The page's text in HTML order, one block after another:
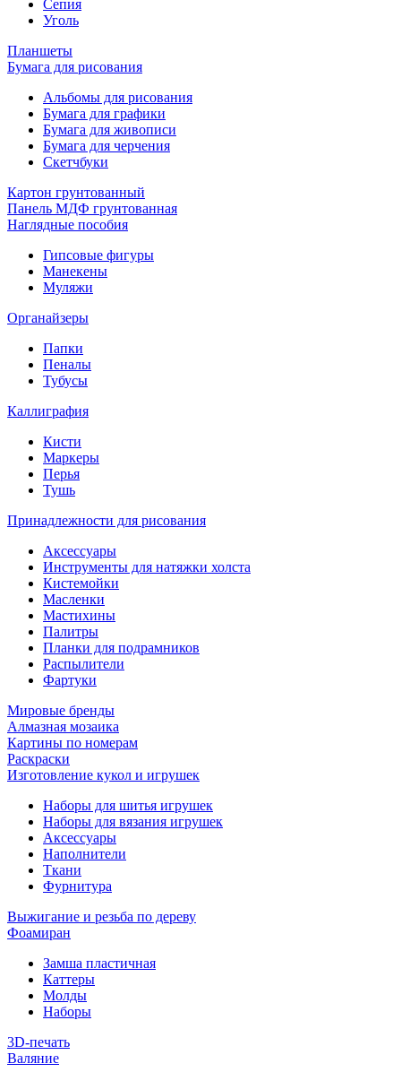
Сепия
Уголь
Планшеты
Бумага для рисования
Альбомы для рисования
Бумага для графики
Бумага для живописи
Бумага для черчения
Скетчбуки
Картон грунтованный
Панель МДФ грунтованная
Наглядные пособия
Гипсовые фигуры
Манекены
Муляжи
Органайзеры
Папки
Пеналы
Тубусы
Каллиграфия
Кисти
Маркеры
Перья
Тушь
Принадлежности для рисования
Аксессуары
Инструменты для натяжки холста
Кистемойки
Масленки
Мастихины
Палитры
Планки для подрамников
Распылители
Фартуки
Мировые бренды
Алмазная мозаика
Картины по номерам
Раскраски
Изготовление кукол и игрушек
Наборы для шитья игрушек
Наборы для вязания игрушек
Аксессуары
Наполнители
Ткани
Фурнитура
Выжигание и резьба по дереву
Фоамиран
Замша пластичная
Каттеры
Молды
Наборы
3D-печать
Валяние